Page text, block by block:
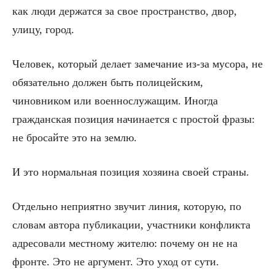
как люди держатся за свое пространство, двор,
улицу, город.
Человек, который делает замечание из-за мусора, не
обязательно должен быть полицейским,
чиновником или военнослужащим. Иногда
гражданская позиция начинается с простой фразы:
не бросайте это на землю.
И это нормальная позиция хозяина своей страны.
Отдельно неприятно звучит линия, которую, по
словам автора публикации, участники конфликта
адресовали местному жителю: почему он не на
фронте. Это не аргумент. Это уход от сути.